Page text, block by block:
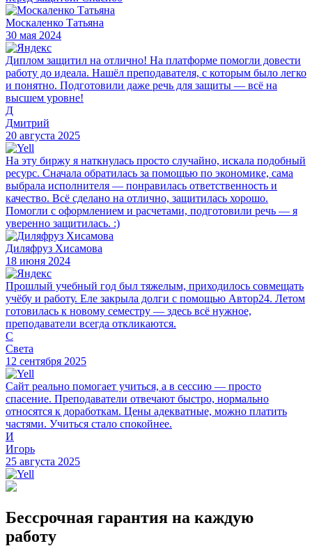
Москаленко Татьяна
30 мая 2024
Диплом защитил на отлично! На платформе помогли довести
работу до идеала. Нашёл преподавателя, с которым было легко
и понятно. Подготовили даже речь для защиты — всё на
высшем уровне!
Д
Дмитрий
20 августа 2025
На эту биржу я наткнулась просто случайно, искала подобный
ресурс. Сначала обратилась за помощью по экономике, сама
выбрала исполнителя — понравилась ответственность и
качество. Всё сделано на отлично, защитилась хорошо.
Помогли с оформлением и расчетами, подготовили речь — я
уверенно защитилась. :)
Диляфруз Хисамова
18 июня 2024
Прошлый учебный год был тяжелым, приходилось совмещать
учёбу и работу. Еле закрыла долги с помощью Автор24. Летом
готовилась к новому семестру — здесь всё нужное,
преподаватели всегда откликаются.
С
Света
12 сентября 2025
Сайт реально помогает учиться, а в сессию — просто
спасение. Преподаватели отвечают быстро, нормально
относятся к доработкам. Цены адекватные, можно платить
частями. Учиться стало спокойнее.
И
Игорь
25 августа 2025
Бессрочная гарантия на каждую
работу